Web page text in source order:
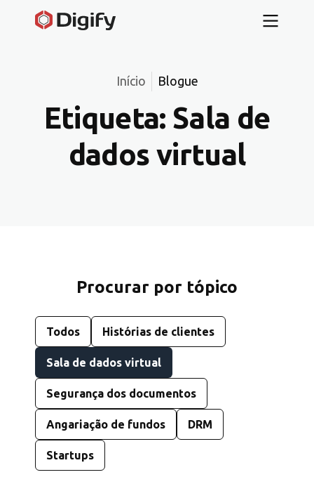
Início Blogue
Etiqueta: Sala de
dados virtual
Procurar por tópico
Todos Histórias de clientes
Sala de dados virtual
Segurança dos documentos
Angariação de fundos DRM
Startups